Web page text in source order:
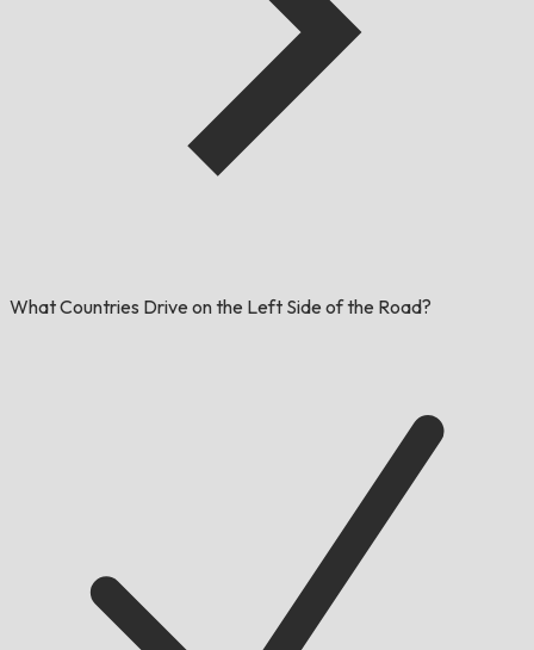
What Countries Drive on the Left Side of the Road?